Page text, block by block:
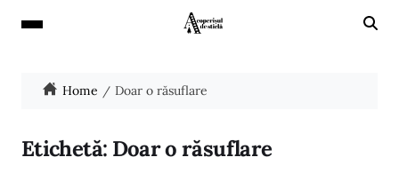
Home Doar o răsuflare
Etichetă: Doar o răsuflare